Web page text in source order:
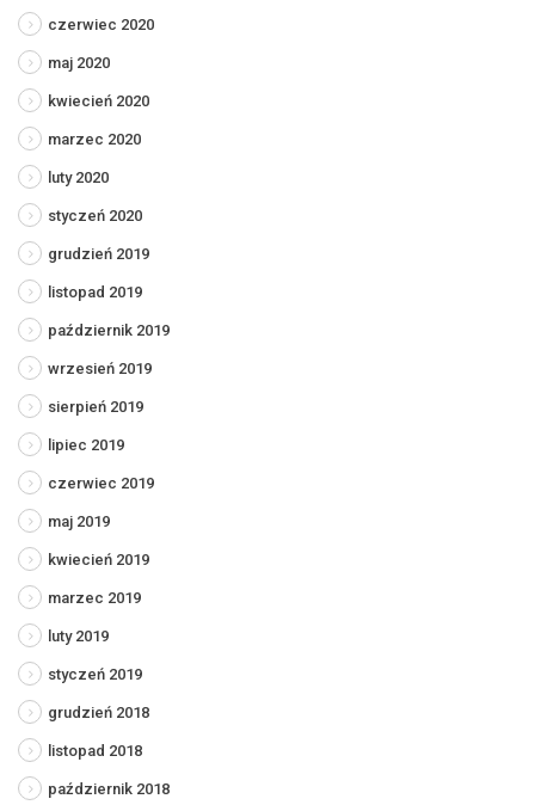
czerwiec 2020
maj 2020
kwiecień 2020
marzec 2020
luty 2020
styczeń 2020
grudzień 2019
listopad 2019
październik 2019
wrzesień 2019
sierpień 2019
lipiec 2019
czerwiec 2019
maj 2019
kwiecień 2019
marzec 2019
luty 2019
styczeń 2019
grudzień 2018
listopad 2018
październik 2018